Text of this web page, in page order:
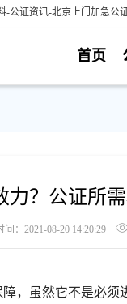
证资讯-北京上门加急公
首页
力？公证所
间：2021-08-20 14:20:29
，虽然它不是必须